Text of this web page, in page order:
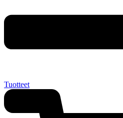
Tuotteet